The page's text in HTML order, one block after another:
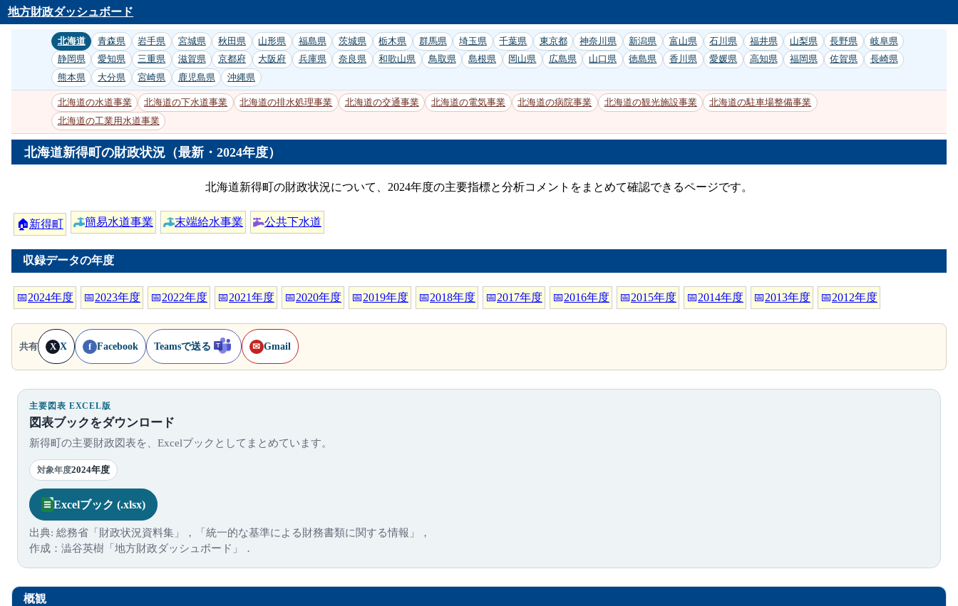
地方財政ダッシュボード
北海道 青森県 岩手県 宮城県 秋田県 山形県 福島県 茨城県 栃木県 群馬県 埼玉県 千葉県 東京都 神奈川県 新潟県 富山県 石川県 福井県 山梨県 長野県
岐阜県
静岡県
愛知県 三重県 滋賀県 京都府 大阪府 兵庫県 奈良県 和歌山県 鳥取県 島根県 岡山県 広島県 山口県 徳島県 香川県 愛媛県 高知県 福岡県 佐賀県
長崎県
熊本県
大分県 宮崎県 鹿児島県 沖縄県
北海道の水道事業 北海道の下水道事業 北海道の排水処理事業 北海道の交通事業 北海道の電気事業 北海道の病院事業 北海道の観光施設事業
北海道の駐車場整備事業
北海道の工業用水道事業
北海道新得町の財政状況（最新・2024年度）
北海道新得町の財政状況について、2024年度の主要指標と分析コメントをまとめて確認できるページです。
🏠新得町 簡易水道事業 末端給水事業 公共下水道
収録データの年度
📅2024年度 📅2023年度 📅2022年度 📅2021年度 📅2020年度 📅2019年度 📅2018年度 📅2017年度 📅2016年度 📅2015年度 📅2014年度 📅2013年度 📅2012年度
共有 X X f Facebook Teamsで送る ✉ Gmail
主要図表 EXCEL版
図表ブックをダウンロード
新得町の主要財政図表を、Excelブックとしてまとめています。
対象年度2024年度
Excelブック (.xlsx)
出典: 総務省「財政状況資料集」，「統一的な基準による財務書類に関する情報」，
作成：澁谷英樹「地方財政ダッシュボード」．
概観